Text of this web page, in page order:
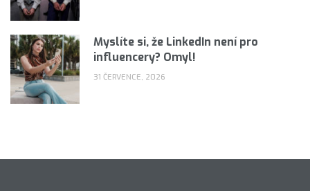
Myslíte si, že LinkedIn není pro
influencery? Omyl!
31 ČERVENCE, 2026